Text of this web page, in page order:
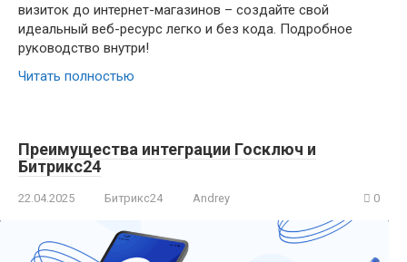
визиток до интернет-магазинов – создайте свой
идеальный веб-ресурс легко и без кода. Подробное
руководство внутри!
Читать полностью
Преимущества интеграции Госключ и
Битрикс24
22.04.2025 Битрикс24 Andrey 0